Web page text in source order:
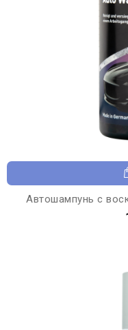
Автошампунь с